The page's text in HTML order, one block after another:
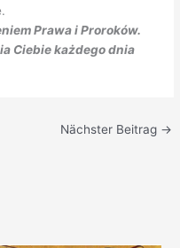
Prawa i Proroków.
Ciebie każdego dnia
Nächster Beitrag →